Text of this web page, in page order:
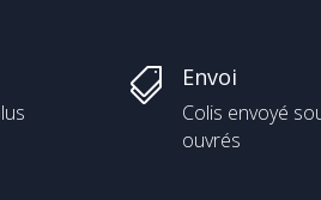
 Envoi
Colis envoyé
ouvrés